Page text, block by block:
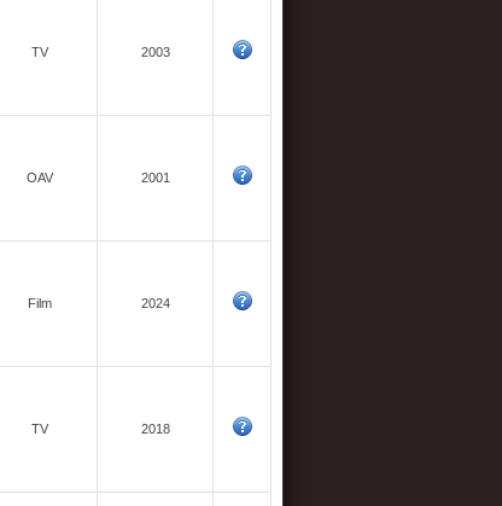
TV
2003
OAV
2001
Film 2024
TV
2018